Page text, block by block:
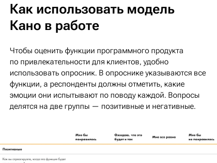
Как использовать модель
Кано в работе
Чтобы оценить функции программного продукта
по привлекательности для клиентов, удобно
использовать опросник. В опроснике указываются все
функции, а респонденты должны отметить, какие
эмоции они испытывают по поводу каждой. Вопросы
делятся на две группы — позитивные и негативные.